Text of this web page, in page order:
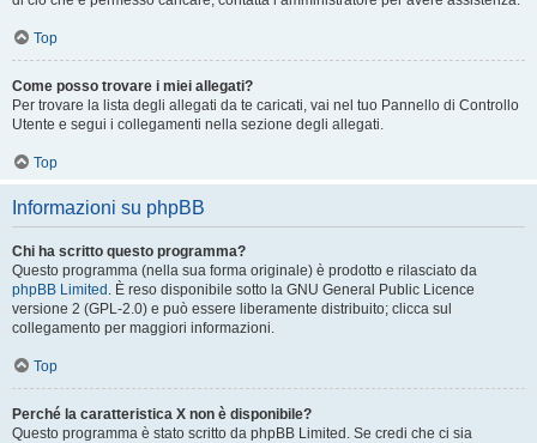
Top
Come posso trovare i miei allegati?
Per trovare la lista degli allegati da te caricati, vai nel tuo Pannello di Controllo
Utente e segui i collegamenti nella sezione degli allegati.
Top
Informazioni su phpBB
Chi ha scritto questo programma?
Questo programma (nella sua forma originale) è prodotto e rilasciato da
phpBB Limited . È reso disponibile sotto la GNU General Public Licence
versione 2 (GPL-2.0) e può essere liberamente distribuito; clicca sul
collegamento per maggiori informazioni.
Top
Perché la caratteristica X non è disponibile?
Questo programma è stato scritto da phpBB Limited. Se credi che ci sia